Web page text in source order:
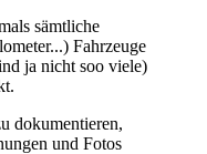
sämtliche
Fahrzeuge
ja nicht soo viele)
dokumentieren,
und Fotos